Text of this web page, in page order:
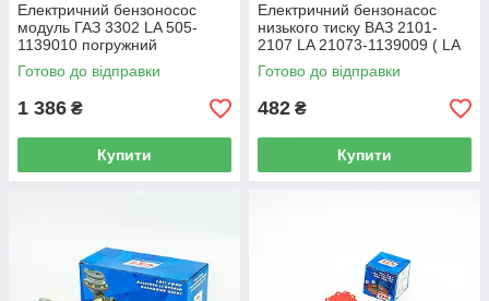
Електричний бензоносос
модуль ГАЗ 3302 LA 505-
1139010 погружний
Готово до відправки
1 386 ₴
Купити
Електричний бензонасос
низького тиску ВАЗ 2101-
2107 LA 21073-1139009 ( LA
AT 9011-001FP)
Готово до відправки
482 ₴
Купити